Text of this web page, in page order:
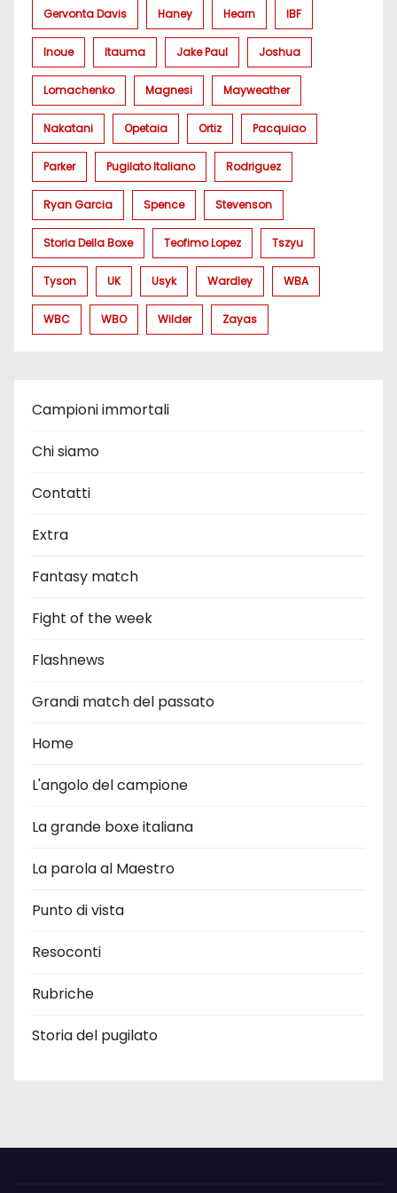
Gervonta Davis Haney Hearn IBF
Inoue Itauma Jake Paul Joshua
Lomachenko Magnesi Mayweather
Nakatani Opetaia Ortiz Pacquiao
Parker Pugilato Italiano Rodriguez
Ryan Garcia Spence Stevenson
Storia Della Boxe Teofimo Lopez Tszyu
Tyson UK Usyk Wardley WBA
WBC WBO Wilder Zayas
Campioni immortali
Chi siamo
Contatti
Extra
Fantasy match
Fight of the week
Flashnews
Grandi match del passato
Home
L'angolo del campione
La grande boxe italiana
La parola al Maestro
Punto di vista
Resoconti
Rubriche
Storia del pugilato